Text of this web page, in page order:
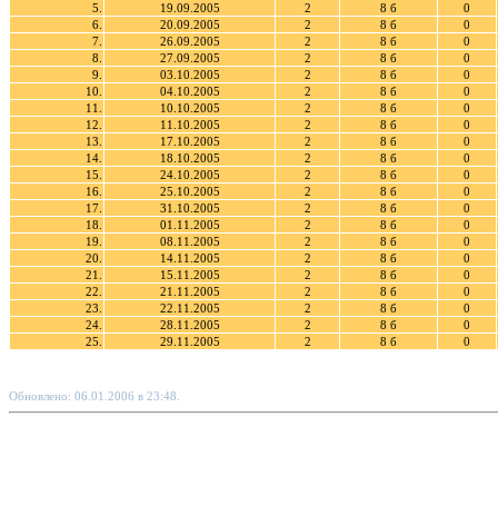
5.
19.09.2005 2 8 б
0
6.
20.09.2005 2 8 б
0
7.
26.09.2005 2 8 б
0
8.
27.09.2005 2 8 б
0
9.
03.10.2005 2 8 б
0
10.
04.10.2005 2 8 б
0
11.
10.10.2005 2 8 б
0
12.
11.10.2005 2 8 б
0
13.
17.10.2005 2 8 б
0
14.
18.10.2005 2 8 б
0
15.
24.10.2005 2 8 б
0
16.
25.10.2005 2 8 б
0
17.
31.10.2005 2 8 б
0
18.
01.11.2005 2 8 б
0
19.
08.11.2005 2 8 б
0
20.
14.11.2005 2 8 б
0
21.
15.11.2005 2 8 б
0
22.
21.11.2005 2 8 б
0
23.
22.11.2005 2 8 б
0
24.
28.11.2005 2 8 б
0
25.
29.11.2005 2 8 б 0
Обновлено: 06.01.2006 в 23:48.